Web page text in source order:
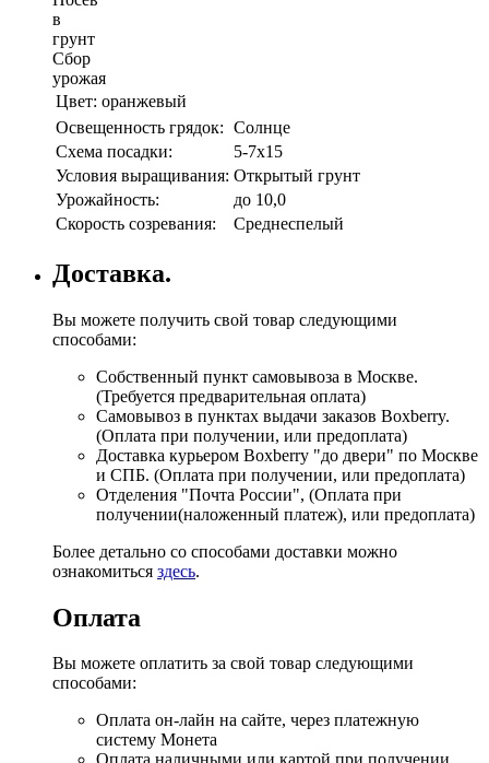
в
грунт
Сбор
урожая
Цвет: оранжевый
Освещенность грядок: Солнце
Схема посадки:
5-7х15
Условия выращивания: Открытый грунт
Урожайность:
до 10,0
Скорость созревания:
Среднеспелый
Доставка.
Вы можете получить свой товар следующими
способами:
Собственный пункт самовывоза в Москве.
(Требуется предварительная оплата)
Самовывоз в пунктах выдачи заказов Boxberry.
(Оплата при получении, или предоплата)
Доставка курьером Boxberry "до двери" по Москве
и СПБ. (Оплата при получении, или предоплата)
Отделения "Почта России", (Оплата при
получении(наложенный платеж), или предоплата)
Более детально со способами доставки можно
ознакомиться здесь.
Оплата
Вы можете оплатить за свой товар следующими
способами:
Оплата он-лайн на сайте, через платежную
систему Монета